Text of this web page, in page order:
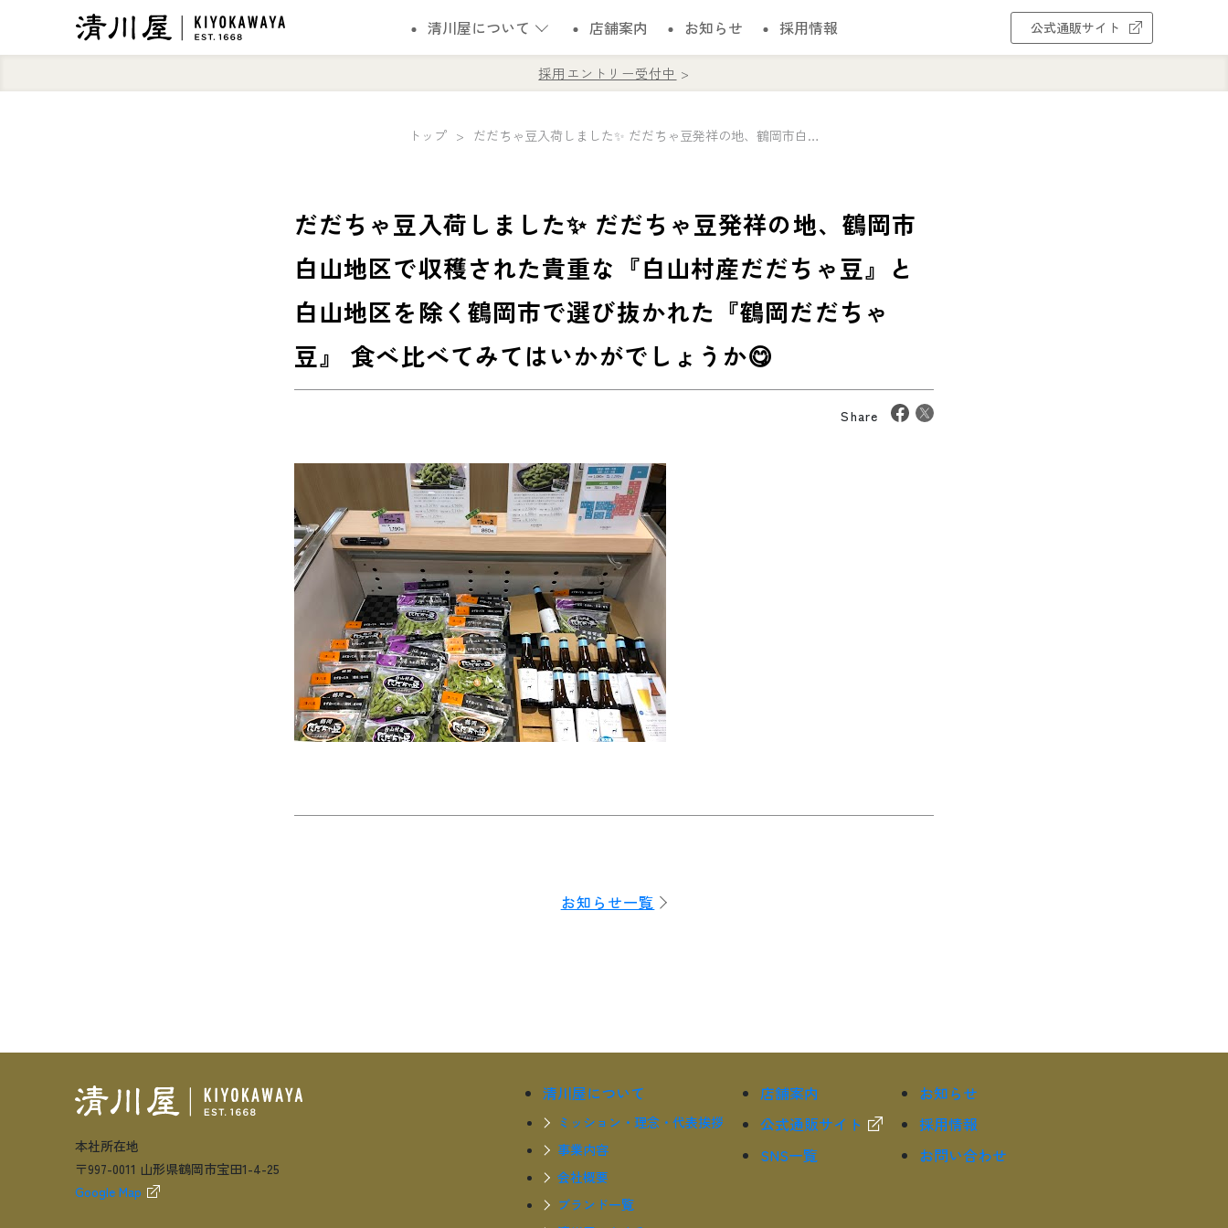
清川屋について 店舗案内 お知らせ 採用情報 公式通販サイト
採用エントリー受付中
トップ だだちゃ豆入荷しました✨ だだちゃ豆発祥の地、鶴岡市白山地区で収穫された貴重な『白山村産だだちゃ豆』と 白山地区を除く鶴岡市で選び抜かれた『鶴岡だだちゃ豆』 食べ比べてみてはいかがでしょうか😋
だだちゃ豆入荷しました✨ だだちゃ豆発祥の地、鶴岡市
白山地区で収穫された貴重な『白山村産だだちゃ豆』と
白山地区を除く鶴岡市で選び抜かれた『鶴岡だだちゃ
豆』 食べ比べてみてはいかがでしょうか😋
Share
お知らせ一覧
本社所在地
〒997-0011 山形県鶴岡市宝田1-4-25
Google Map
清川屋について
ミッション・理念・代表挨拶
事業内容
会社概要
ブランド一覧
店舗案内
公式通販サイト
SNS一覧
お知らせ
採用情報
お問い合わせ